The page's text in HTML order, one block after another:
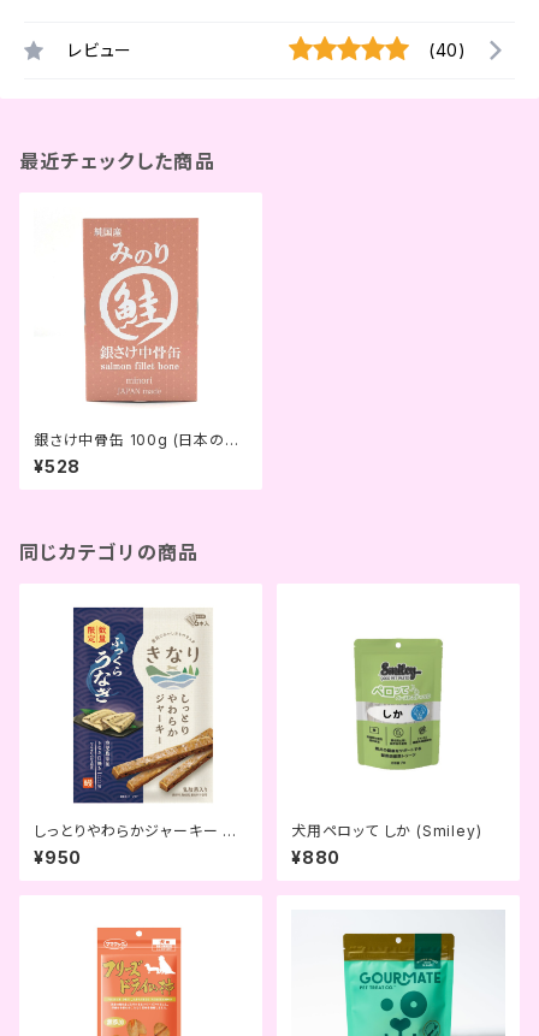
レビュー (40)
最近チェックした商品
銀さけ中骨缶 100g (日本のみ
のり)
¥528
同じカテゴリの商品
しっとりやわらかジャーキー ふ
っくらうなぎ (きなり)
¥950
犬用ペロッて しか (Smiley)
¥880